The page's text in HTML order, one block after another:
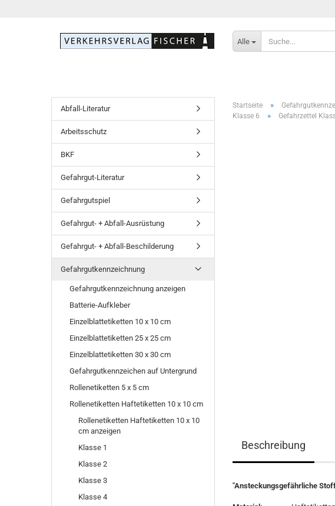
Alle
Startseite »
Klasse 6 » Gefahrzettel
Beschreibung
"Ansteckungsgefährliche
Abfall-Literatur
Arbeitsschutz
BKF
Gefahrgut-Literatur
Gefahrgutspiel
Gefahrgut- + Abfall-Ausrüstung
Gefahrgut- + Abfall-Beschilderung
Gefahrgutkennzeichnung
Gefahrgutkennzeichnung anzeigen
Batterie-Aufkleber
Einzelblattetiketten 10 x 10 cm
Einzelblattetiketten 25 x 25 cm
Einzelblattetiketten 30 x 30 cm
Gefahrgutkennzeichen auf Untergrund
Rollenetiketten 5 x 5 cm
Rollenetiketten Haftetiketten 10 x 10 cm
Rollenetiketten Haftetiketten 10 x 10
cm anzeigen
Klasse 1
Klasse 2
Klasse 3
Klasse 4